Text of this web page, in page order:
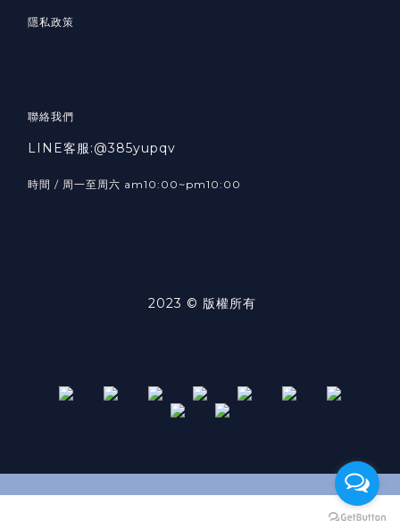
BUY NOW
隱私政策
聯絡我們
LINE客服:@385yupqv
時間 / 周一至周六 am10:00~pm10:00
2023 © 版權所有